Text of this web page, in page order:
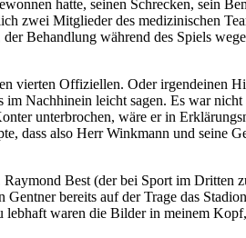
hatte, seinen Schrecken, sein
zwei Mitglieder des medizinischen
Behandlung während des Spiels
vierten Offiziellen. Oder irgendeinen
Nachhinein leicht sagen. Es war
unterbrochen, wäre er in
dass also Herr Winkmann und seine
Best (der bei Sport im Dritten
bereits auf der Trage das
waren die Bilder in meinem